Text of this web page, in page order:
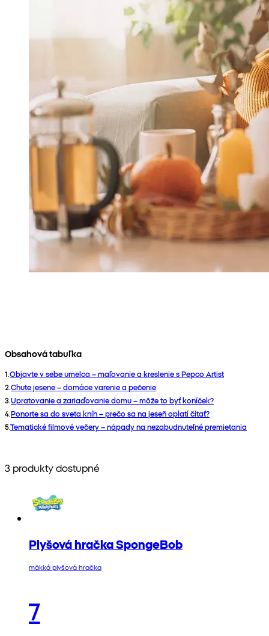
Obsahová tabuľka
1.Objavte v sebe umelca – maľovanie a kreslenie s Pepco Artist
2.Chute jesene – domáce varenie a pečenie
3.Upratovanie a zariaďovanie domu – môže to byť koníček?
4.Ponorte sa do sveta kníh – prečo sa na jeseň oplatí čítať?
5.Tematické filmové večery – nápady na nezabudnuteľné premietania
3 produkty dostupné
Plyšová hračka SpongeBob
mäkká plyšová hračka
7